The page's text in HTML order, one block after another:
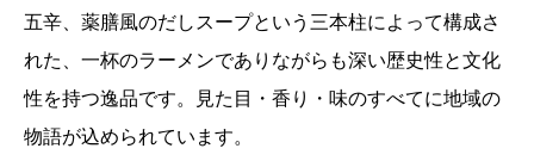
五辛、薬膳風のだしスープという三本柱によって構成さ
れた、一杯のラーメンでありながらも深い歴史性と文化
性を持つ逸品です。見た目・香り・味のすべてに地域の
物語が込められています。